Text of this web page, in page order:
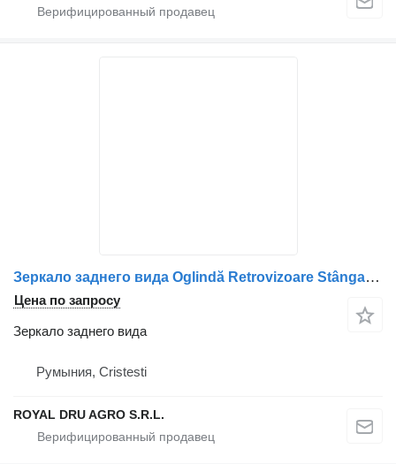
Зеркало заднего вида Oglindă Retrovizoare Stânga для грузовика DAF cu Braț
Цена по запросу
Зеркало заднего вида
Румыния, Cristesti
ROYAL DRU AGRO S.R.L.